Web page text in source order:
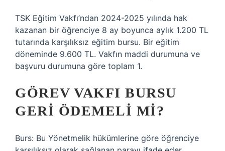
TSK Eğitim Vakfı’ndan 2024-2025 yılında hak
kazanan bir öğrenciye 8 ay boyunca aylık 1.200 TL
tutarında karşılıksız eğitim bursu. Bir eğitim
döneminde 9.600 TL. Vakfın maddi durumuna ve
başvuru durumuna göre toplam 1.
GÖREV VAKFI BURSU
GERI ÖDEMELI MI?
Burs: Bu Yönetmelik hükümlerine göre öğrenciye